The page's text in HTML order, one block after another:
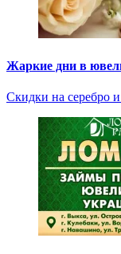
Жаркие дни в
Скидки на серебро